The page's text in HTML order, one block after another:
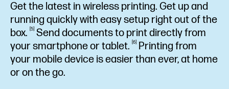
Get the latest in wireless printing. Get up and
running quickly with easy setup right out of the
box.
5 Send documents to print directly from
your smartphone ortablet. 6
Printing from
your mobile device is easier than ever, at home
or on the go.